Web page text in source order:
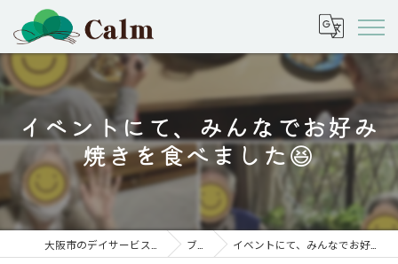
イベントにて、みんなでお好み
焼きを食べました😆
ブログ イベントにて、みんなでお好み焼きを食べました😆